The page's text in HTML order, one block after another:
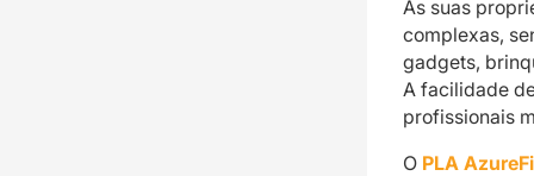
As suas
complexas,
gadgets,
A facilidade
profissionais
O PLA